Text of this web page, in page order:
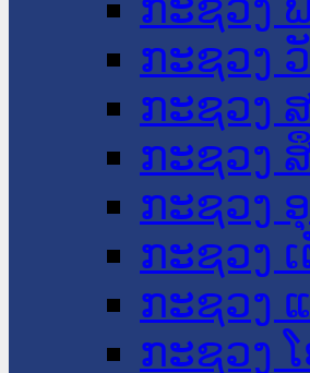
ກະຊວງ
ກະຊວງ
ກະຊວງ
ກະຊວງ
ກະຊວງ
ກະຊວງ
ກະຊວງ